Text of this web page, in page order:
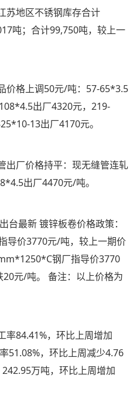
苏地区不锈钢库存合计
吨；合计99,750吨，较上一
价格上调50元/吨：57-65*3.5
出厂4320元，219-
13出厂4170元。
出厂价格持平：现无缝管连轧
出厂4470元/吨。
台最新 镀锌板卷价格政策：
导价3770元/吨，较上一期价
钢厂指导价3770
元/吨。 备注：以上价格为
率84.41%，环比上周增加
51.08%，环比上周减少4.76
万吨，环比上周增加